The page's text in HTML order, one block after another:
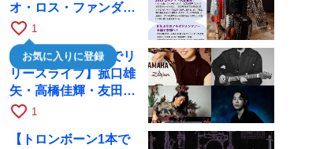
オ・ロス・ファンダン
ゴスが10月9日にRAG
で公演
favorite_border 1
お気に入りに登録
【川口千里、京都でリ
リースライブ】菰口雄
矢・高橋佳輝・友田ジ
ュンと9月28日にRAG
favorite_border 1
【トロンボーン1本で